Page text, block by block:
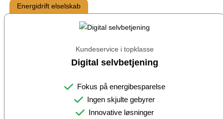
Energidrift elselskab
Kundeservice i topklasse
Digital selvbetjening
Fokus på energibesparelse
Ingen skjulte gebyrer
Innovative løsninger